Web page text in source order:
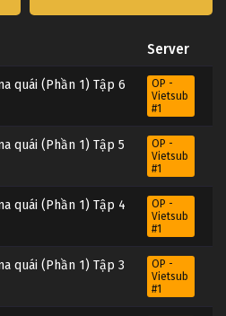
Server
quái (Phần 1) Tập 6
OP -
Vietsub
#1
quái (Phần 1) Tập 5
OP -
Vietsub
#1
quái (Phần 1) Tập 4
OP -
Vietsub
#1
quái (Phần 1) Tập 3
OP -
Vietsub
#1